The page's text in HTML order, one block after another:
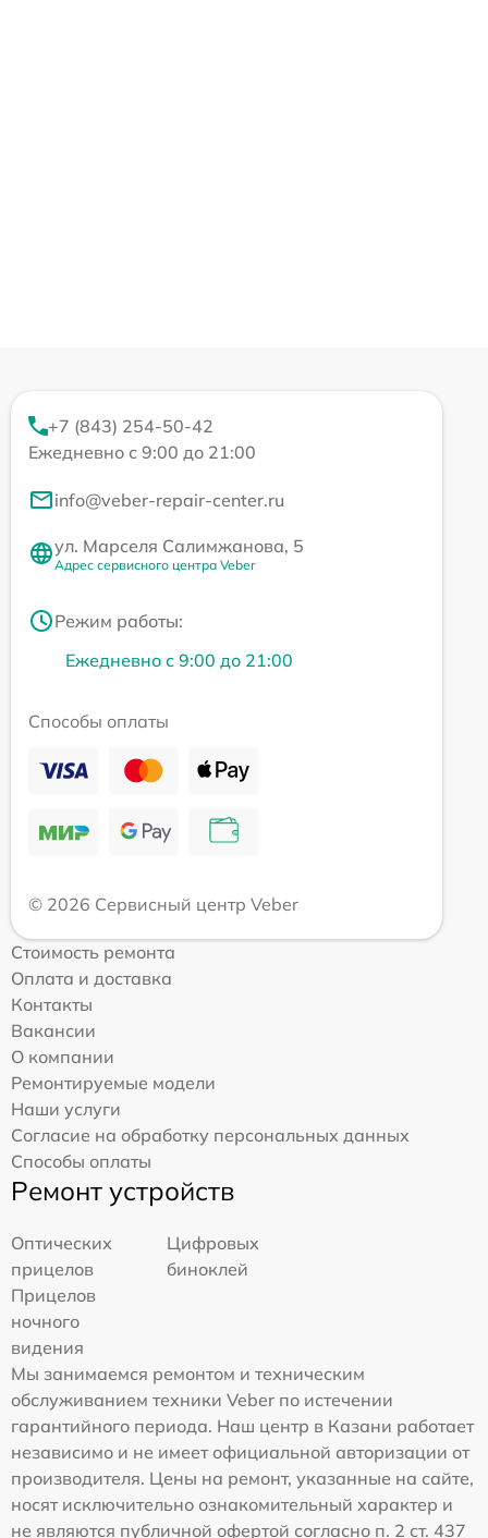
+7 (843) 254-50-42
Ежедневно с 9:00 до 21:00
info@veber-repair-center.ru
ул. Марселя Салимжанова, 5
Адрес сервисного центра Veber
Режим работы:
Ежедневно с 9:00 до 21:00
Способы оплаты
© 2026 Сервисный центр Veber
Стоимость ремонта
Оплата и доставка
Контакты
Вакансии
О компании
Ремонтируемые модели
Наши услуги
Согласие на обработку персональных данных
Способы оплаты
Ремонт устройств
Оптических
прицелов
Цифровых
биноклей
Прицелов
ночного
видения
Мы занимаемся ремонтом и техническим
обслуживанием техники Veber по истечении
гарантийного периода. Наш центр в Казани работает
независимо и не имеет официальной авторизации от
производителя. Цены на ремонт, указанные на сайте,
носят исключительно ознакомительный характер и
не являются публичной офертой согласно п. 2 ст. 437